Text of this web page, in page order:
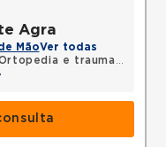
Agra
MãoVer todas
e traumatologia